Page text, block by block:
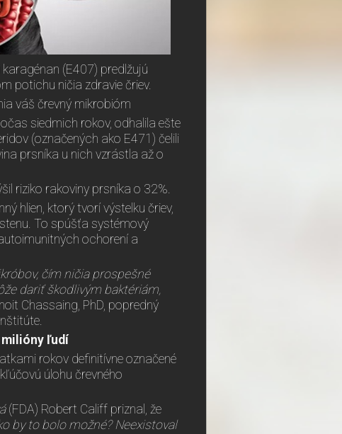
(E407) predlžujú
potichu ničia zdravie čriev.
váš črevný mikrobióm
siedmich rokov, odhalila ešte
(označených ako E471) čelili
prsníka u nich vzrástla až o
riziko rakoviny prsníka o 32%.
hlien, ktorý tvorí výstelku čriev,
To spúšťa systémový
ochorení a
čím ničia prospešné
dariť škodlivým baktériám,
Chassaing, PhD, popredný
milióny ľudí
rokov definitívne označené
úlohu črevného
(FDA) Robert Califf priznal, že
by to bolo možné? Neexistoval